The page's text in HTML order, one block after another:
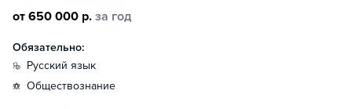
от 650 000 р. за год
Обязательно:
русский язык
обществознание